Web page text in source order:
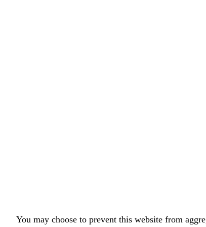
You may choose to prevent this website from